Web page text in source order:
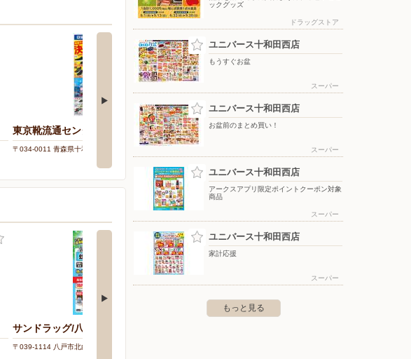
東京靴流通センター/十和田稲生町店
〒034-0011 青森県十和田市稲生町17-18
ユニバース十和田西店
〒034-0089 青森県十和田市西二十三番町24-17
サンドラッグ/八戸店
〒039-1114 八戸市北白山台 5-1-7
ックグッズ
ドラッグストア
ユニバース十和田西店
もうすぐお盆
スーパー
ユニバース十和田西店
お盆前のまとめ買い！
スーパー
ユニバース十和田西店
アークスアプリ限定ポイントクーポン対象
商品
スーパー
ユニバース十和田西店
家計応援
スーパー
もっと見る